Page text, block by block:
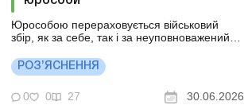
Юрособою перераховується військовий
збір, як за себе, так і за неуповноважений
своїм місцезнаходженням (реєстрації).
Суми військового збору, нараховані
уповноваженим відокремленим
підрозділом, перераховуються до
РОЗ’ЯСНЕННЯ
0 0 27 30.06.2026